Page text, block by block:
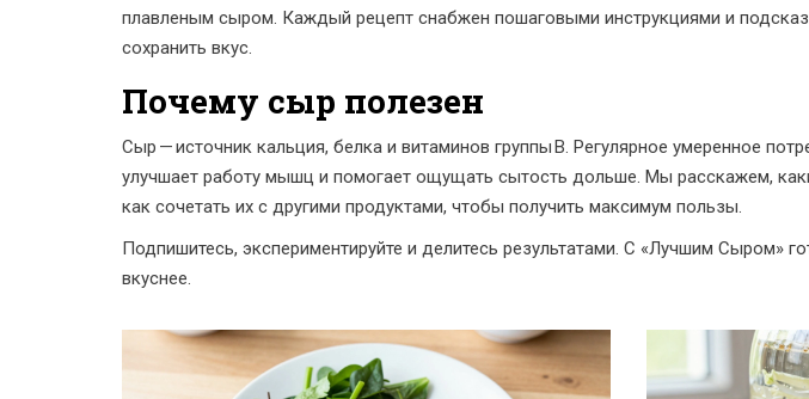
плавленым сыром. Каждый рецепт снабжен пошаговыми инструкциями и
сохранить вкус.
Почему сыр полезен
Сыр — источник кальция, белка и витаминов группы B. Регулярное умеренное
улучшает работу мышц и помогает ощущать сытость дольше. Мы расскажем,
как сочетать их с другими продуктами, чтобы получить максимум пользы.
Подпишитесь, экспериментируйте и делитесь результатами. С «Лучшим Сыром»
вкуснее.